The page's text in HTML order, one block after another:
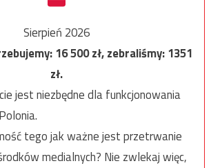
Sierpień 2026
16 500zł, zebraliśmy:1351
zł.
jest niezbędne dla funkcjonowania
tego jak ważne jest przetrwanie
medialnych? Nie zwlekaj więc,